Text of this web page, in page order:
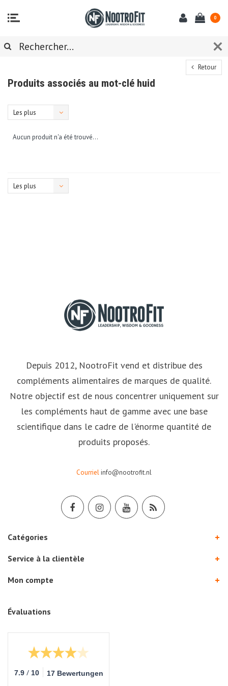
0
Retour
Produits associés au mot-clé huid
Les plus
Aucun produit n'a été trouvé...
Les plus
Depuis 2012, NootroFit vend et distribue des
compléments alimentaires de marques de qualité.
Notre objectif est de nous concentrer uniquement sur
les compléments haut de gamme avec une base
scientifique dans le cadre de l'énorme quantité de
produits proposés.
Courrielinfo@nootrofit.nl
Catégories
Service à la clientèle
Mon compte
Évaluations
7.9 / 10 17 Bewertungen